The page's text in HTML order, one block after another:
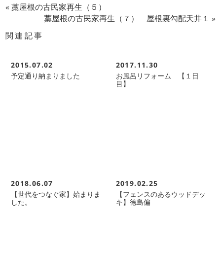
«藁屋根の古民家再生（５）
藁屋根の古民家再生（７） 屋根裏勾配天井１ »
関連記事
2015.07.02
予定通り納まりました
2017.11.30
お風呂リフォーム 【１日
目】
2018.06.07
【世代をつなぐ家】始まりま
した。
2019.02.25
【フェンスのあるウッドデッ
キ】徳島偏